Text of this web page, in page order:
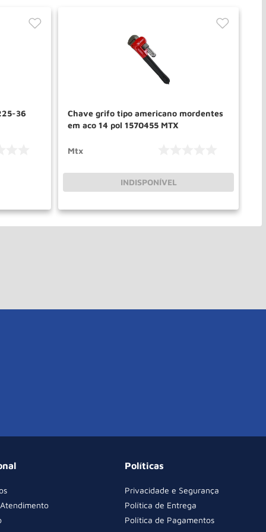
36
Chave grifo tipo americano mordentes
em aco 14 pol 1570455 MTX
Mtx
INDISPONÍVEL
Políticas
Privacidade e Segurança
Política de Entrega
Política de Pagamentos